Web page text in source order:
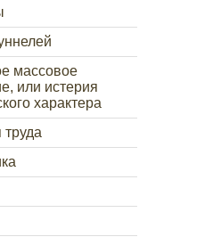
массовое
или истерия
характера
труда